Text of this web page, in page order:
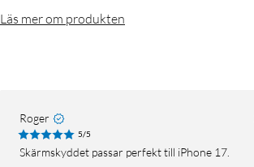
Läs mer om produkten
Roger
5/5
Skärmskyddet passar perfekt till iPhone 17.